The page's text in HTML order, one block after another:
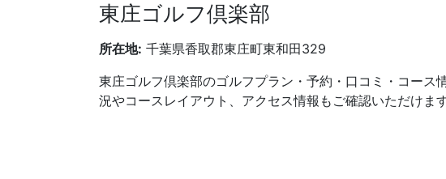
東庄ゴルフ倶楽部
所在地: 千葉県香取郡東庄町東和田329
東庄ゴルフ倶楽部のゴルフプラン・予約・口コミ・コー
況やコースレイアウト、アクセス情報もご確認いただけます